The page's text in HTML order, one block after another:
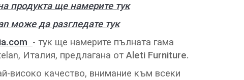
продукта ще намерите тук
може да разгледате тук
- тук ще намерите пълната гама
Италия, предлагана от Aleti Furniture.
високо качество, внимание към всеки